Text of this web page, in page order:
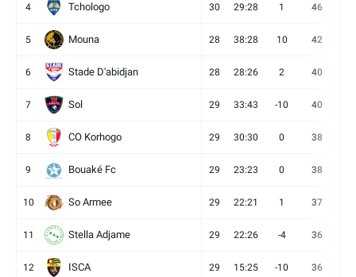
4 Tchologo 30 29:28 1 46
5 Mouna 28 38:28 10 42
6 Stade D'abidjan 28 28:26 2 40
7 Sol 29 33:43 -10 40
8 CO Korhogo 29 30:30 0 38
9 Bouaké Fc 29 23:23 0 38
10 So Armee 29 22:21 1 37
11 Stella Adjame 29 22:26 -4 36
12 ISCA 29 15:25 -10 36